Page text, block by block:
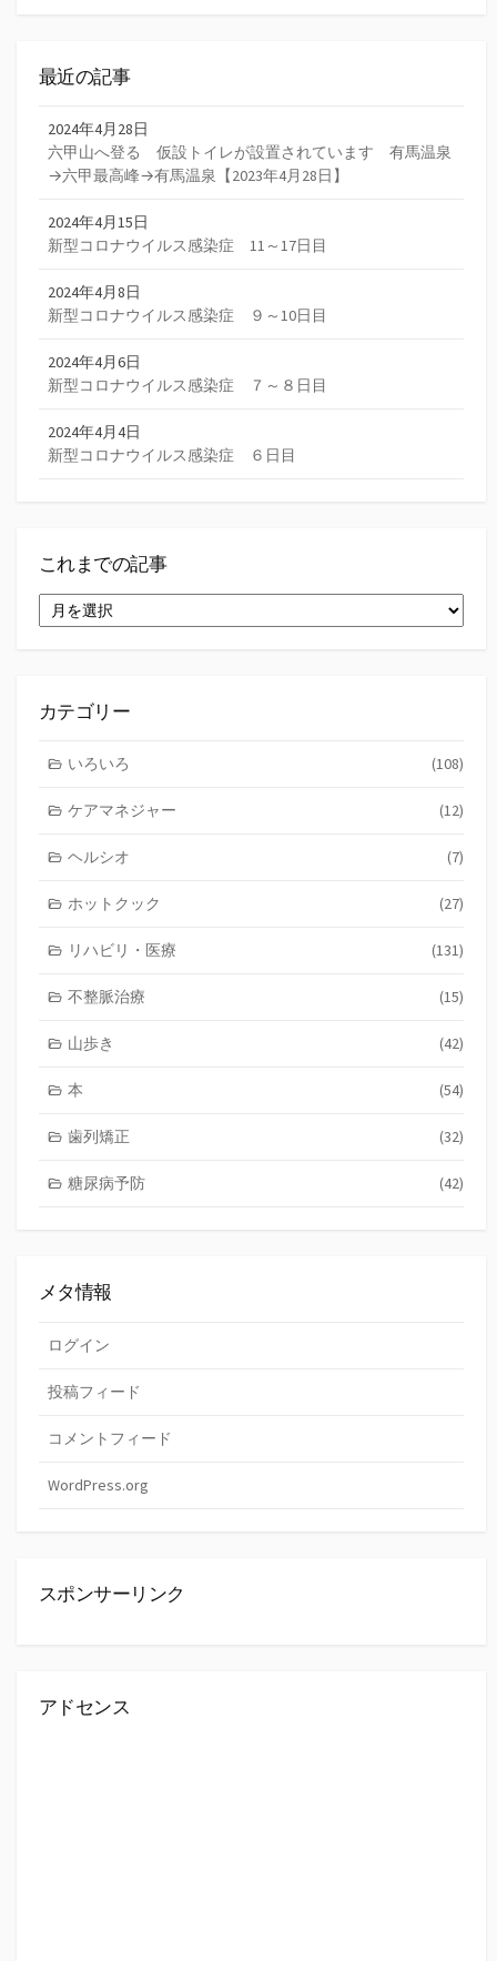
最近の記事
2024年4月28日
六甲山へ登る 仮設トイレが設置されています 有馬温泉
→六甲最高峰→有馬温泉【2023年4月28日】
2024年4月15日
新型コロナウイルス感染症 11～17日目
2024年4月8日
新型コロナウイルス感染症 ９～10日目
2024年4月6日
新型コロナウイルス感染症 ７～８日目
2024年4月4日
新型コロナウイルス感染症 ６日目
これまでの記事
れ
記
カテゴリー
いろいろ (108)
ケアマネジャー (12)
ヘルシオ (7)
ホットクック (27)
リハビリ・医療 (131)
不整脈治療 (15)
山歩き (42)
本 (54)
歯列矯正 (32)
糖尿病予防 (42)
メタ情報
ログイン
投稿フィード
コメントフィード
WordPress.org
スポンサーリンク
アドセンス